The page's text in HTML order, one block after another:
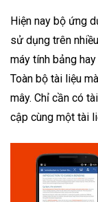
Hiện nay bộ ứng
sử dụng trên
máy tính bảng
Toàn bộ tài liệu
mây. Chỉ cần có
cập cùng một tài